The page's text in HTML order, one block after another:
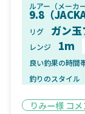
ルアー（メーカー
9.8（
リグ ガン
レンジ 1m
良い釣果の時間
釣りのスタイル
りみー様 コ